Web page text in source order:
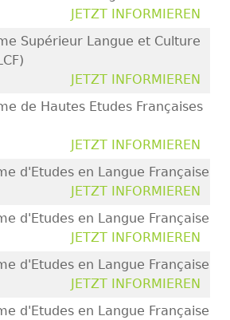
JETZT INFORMIEREN
Supérieur Langue et Culture
JETZT INFORMIEREN
de Hautes Etudes Françaises
JETZT INFORMIEREN
d'Etudes en Langue Française
JETZT INFORMIEREN
d'Etudes en Langue Française
JETZT INFORMIEREN
d'Etudes en Langue Française
JETZT INFORMIEREN
d'Etudes en Langue Française